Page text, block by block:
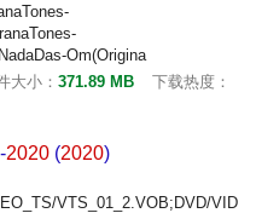
Om(Origina
大小： 371.89 MB
下载热度：
2020 (2020)
VTS_01_2.VOB;DVD/VID